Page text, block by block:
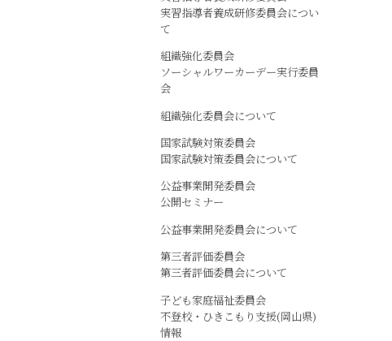
実習指導者養成研修委員会につい
て
組織強化委員会
ソーシャルワーカーデー実行委員
会
組織強化委員会について
国家試験対策委員会
国家試験対策委員会について
公益事業開発委員会
公開セミナー
公益事業開発委員会について
第三者評価委員会
第三者評価委員会について
子ども家庭福祉委員会
不登校・ひきこもり支援(岡山県)
情報